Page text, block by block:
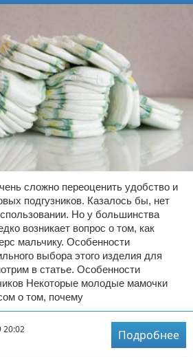
сложно переоценить удобство и
подгузников. Казалось бы, нет
Но у большинства
возникает вопрос о том, как
мальчику. Особенности
выбора этого изделия для
в статье. Особенности
Некоторые молодые мамочки
о том, почему
20:02
Подробнее